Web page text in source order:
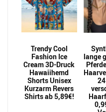
Trendy Cool
Fashion Ice
Cream 3D-Druck
Hawaiihemd
Shorts Unisex
Kurzarm Revers
Shirts ab 5,89€!
lange